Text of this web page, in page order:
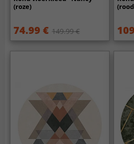
(roze)
74.99 € 149.99 €